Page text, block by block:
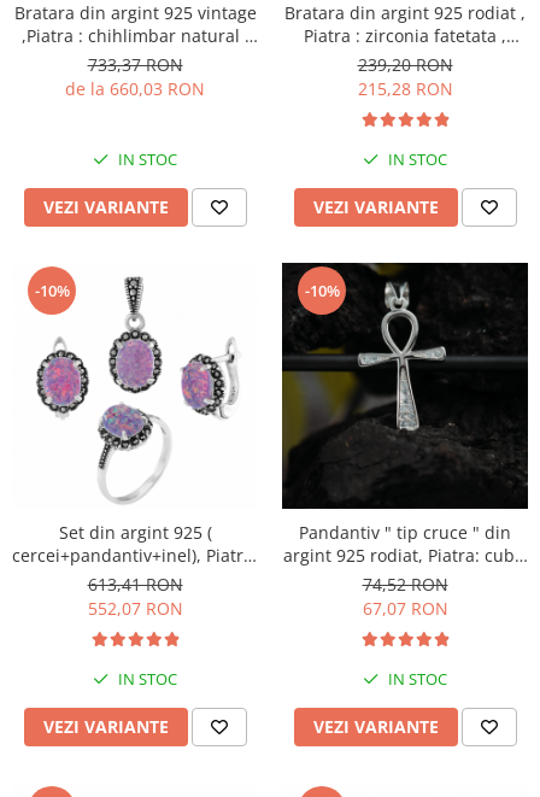
Bratara din argint 925 vintage
,Piatra : chihlimbar natural ,
Culoare : verde , maro cognac
si galben, Sonis Silver
733,37 RON
de la 660,03 RON
IN STOC
VEZI VARIANTE
Bratara din argint 925 rodiat ,
Piatra : zirconia fatetata ,
culoare : transparenta ,Sonis
Silver
239,20 RON
215,28 RON
IN STOC
VEZI VARIANTE
-10%
Set din argint 925 (
cercei+pandantiv+inel), Piatra:
opal japonez si marcasite,
Culoare: mov, Sonis Silver
613,41 RON
552,07 RON
IN STOC
VEZI VARIANTE
-10%
Pandantiv " tip cruce " din
argint 925 rodiat, Piatra: cubic
zirconia, Culoare:
transparenta, Sonis Silver
74,52 RON
67,07 RON
IN STOC
VEZI VARIANTE